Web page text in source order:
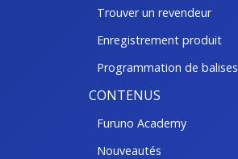
Trouver un revendeur
Enregistrement produit
Programmation de balises
CONTENUS
Furuno Academy
Nouveautés